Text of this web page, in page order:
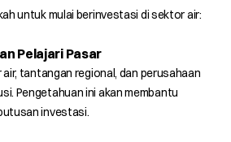
untuk mulai berinvestasi di sektor air:
Pelajari Pasar
air, tantangan regional, dan perusahaan
Pengetahuan ini akan membantu
investasi.